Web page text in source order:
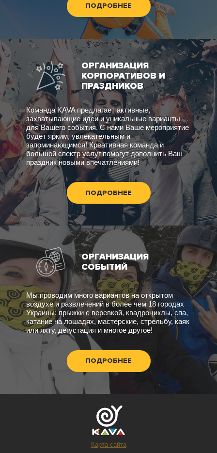
ПОДРОБНЕЕ
ОРГАНИЗАЦИЯ
КОРПОРАТИВОВ И
ПРАЗДНИКОВ
Команда KAVA предлагает активные,
захватывающие идеи и уникальные варианты
для Вашего события. С нами Ваше мероприятие
будет ярким, увлекательным и
запоминающимся! Креативная команда и
большой спектр услуг помогут дополнить Ваш
праздник новыми впечатлениями!
ПОДРОБНЕЕ
ОРГАНИЗАЦИЯ
СОБЫТИЙ
Мы проводим много вариантов на открытом
воздухе и развлечений в более чем 18 городах
Украины: прыжки с веревкой, квадроциклы, спа,
катание на лошадях, мастерские, стрельбу, каяк
или яхту, дегустация и многое другое!
ПОДРОБНЕЕ
Карта сайта